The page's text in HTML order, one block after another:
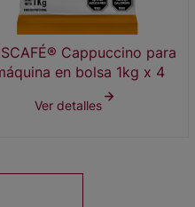
Cappuccino para
en bolsa 1kg x 4
Ver detalles